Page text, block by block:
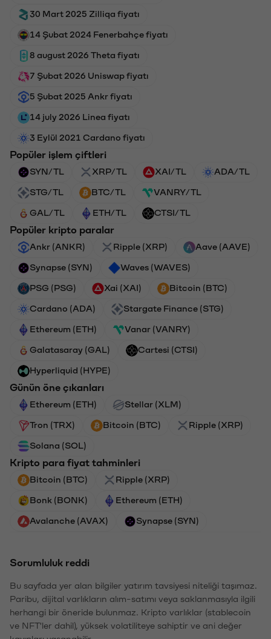
30 Mart 2025 Zilliqa fiyatı
14 Şubat 2024 Fenerbahçe fiyatı
8 august 2026 Theta fiyatı
7 Şubat 2026 Uniswap fiyatı
5 Şubat 2025 Ankr fiyatı
14 july 2026 Linea fiyatı
3 Eylül 2021 Cardano fiyatı
Popüler işlem çiftleri
SYN/TL XRP/TL XAI/TL ADA/TL
STG/TL BTC/TL VANRY/TL
GAL/TL ETH/TL CTSI/TL
Popüler kripto paralar
Ankr (ANKR) Ripple (XRP) Aave (AAVE)
Synapse (SYN) Waves (WAVES)
PSG (PSG) Xai (XAI) Bitcoin (BTC)
Cardano (ADA) Stargate Finance (STG)
Ethereum (ETH) Vanar (VANRY)
Galatasaray (GAL) Cartesi (CTSI)
Hyperliquid (HYPE)
Günün öne çıkanları
Ethereum (ETH) Stellar (XLM)
Tron (TRX) Bitcoin (BTC) Ripple (XRP)
Solana (SOL)
Kripto para fiyat tahminleri
Bitcoin (BTC) Ripple (XRP)
Bonk (BONK) Ethereum (ETH)
Avalanche (AVAX) Synapse (SYN)
Sorumluluk reddi
Bu sayfada yer alan bilgiler yatırım tavsiyesi niteliği taşımaz.
Paribu, dijital varlıkların alım-satımı veya saklanmasıyla ilgili
herhangi bir öneride bulunmaz. Kripto varlıklar (stablecoin
ve NFT'ler dahil), yüksek volatiliteye sahiptir ve ani değer